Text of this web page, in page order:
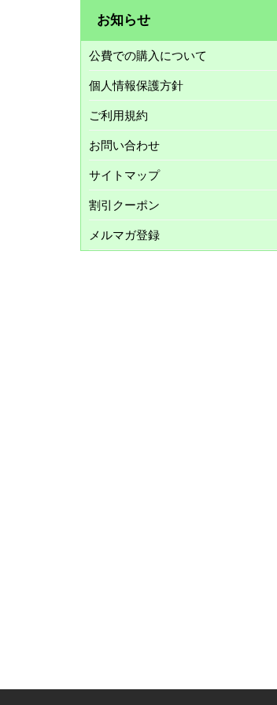
お知らせ
公費での購入について
個人情報保護方針
ご利用規約
お問い合わせ
サイトマップ
割引クーポン
メルマガ登録